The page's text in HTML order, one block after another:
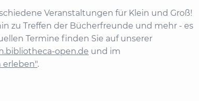
Veranstaltungen für Klein und Groß!
zu Treffen der Bücherfreunde und mehr - es
Termine finden Sie auf unserer
open.de und im
erleben".